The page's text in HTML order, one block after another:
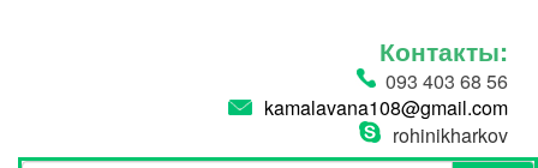
Контакты:
093 403 68 56
kamalavana108@gmail.com
rohinikharkov